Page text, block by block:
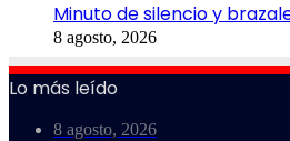
Minuto de silencio y
8 agosto, 2026
Lo más leído
8 agosto, 2026